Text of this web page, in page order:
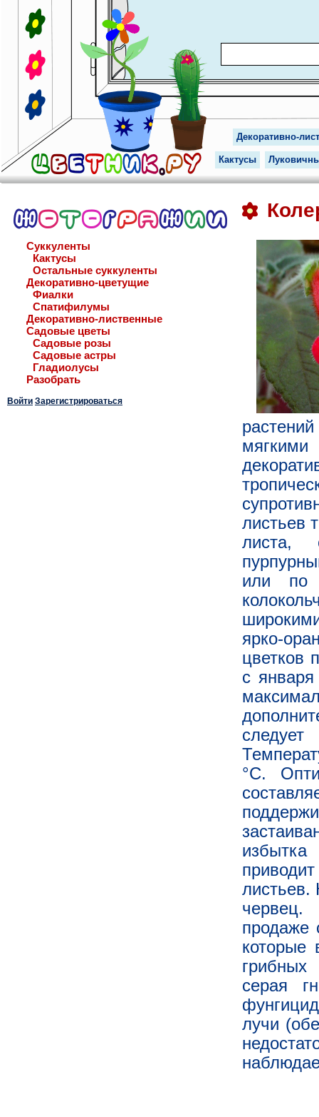
Декоративно-
Кактусы
Суккуленты
Кактусы
Остальные суккуленты
Декоративно-цветущие
Фиалки
Спатифилумы
Декоративно-лиственные
Садовые цветы
Садовые розы
Садовые астры
Гладиолусы
Разобрать
Войти Зарегистрироваться
листьев
листа,
или по
ярко-
цветков
с
°C.
листьев.
червец.
продаже
которые
грибных
серая
лучи